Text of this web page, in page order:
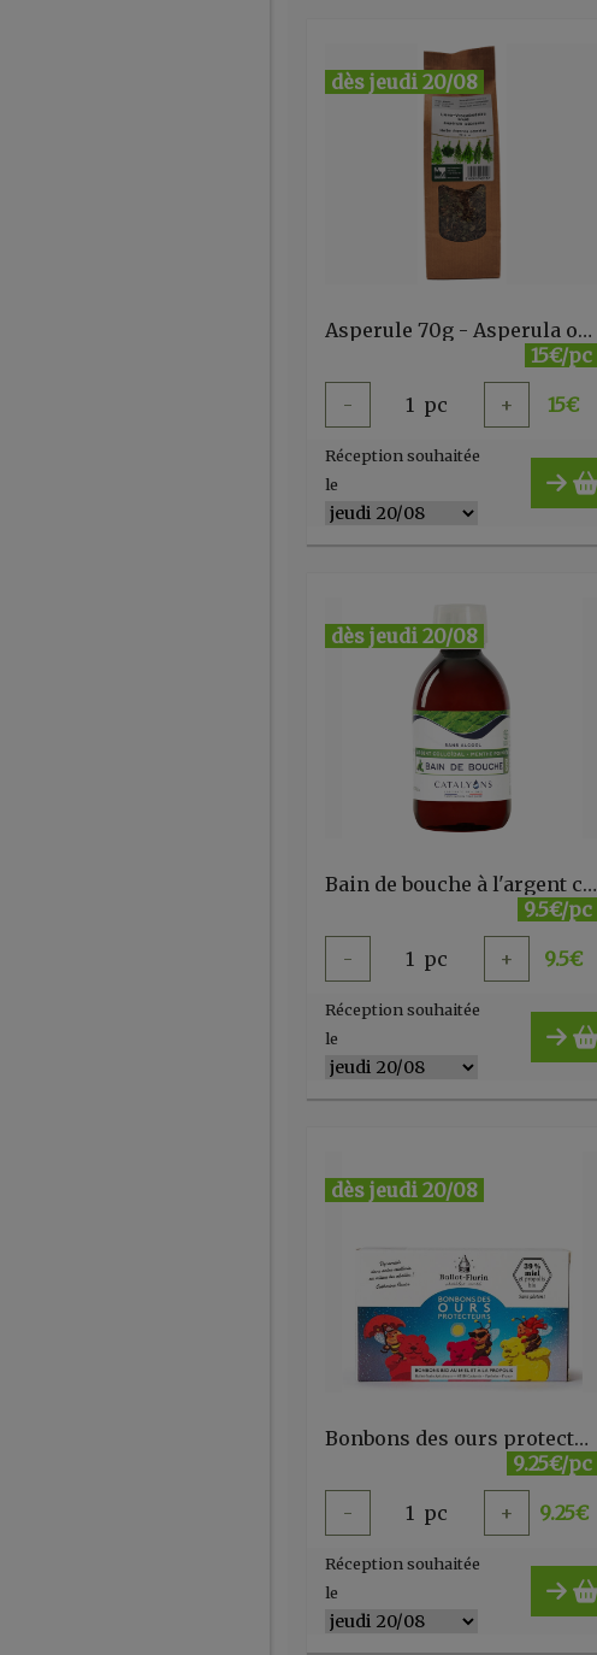
dès jeudi 20/08
Asperule 70g - Asperula odorata
15€/pc
- 1 pc + 15€
Réception souhaitée
le
dès jeudi 20/08
Bain de bouche à l'argent colloidal 250 ml Catalyons
9.5€/pc
- 1 pc + 9.5€
Réception souhaitée
le
dès jeudi 20/08
Bonbons des ours protecteurs bio* 100 g
9.25€/pc
- 1 pc + 9.25€
Réception souhaitée
le